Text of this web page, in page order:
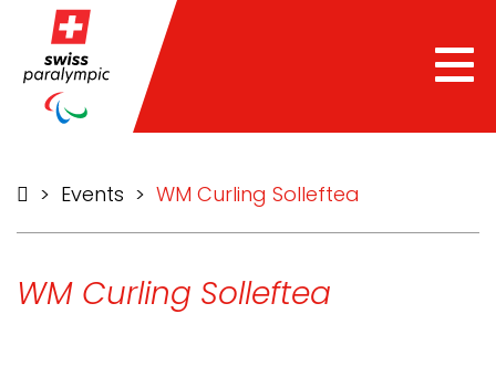
> Events > WM Curling Solleftea
WM Curling Solleftea